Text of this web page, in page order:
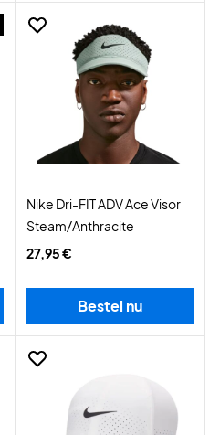
Nike Dri-FIT ADV Ace Visor
Steam/Anthracite
27,95 €
Bestel nu